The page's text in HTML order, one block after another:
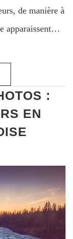
de manière à
apparaissent…
:
EN